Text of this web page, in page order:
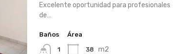
Excelente oportunidad para profesionales
de…
Baños
1
Área
38 m2